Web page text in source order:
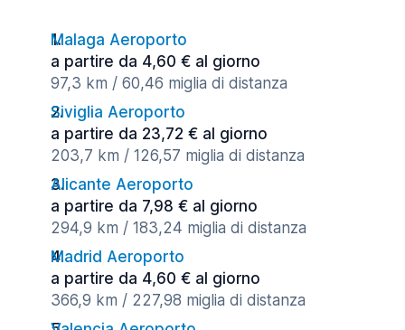
Malaga Aeroporto
a partire da 4,60 € al giorno
97,3 km / 60,46 miglia di distanza
Siviglia Aeroporto
a partire da 23,72 € al giorno
203,7 km / 126,57 miglia di distanza
Alicante Aeroporto
a partire da 7,98 € al giorno
294,9 km / 183,24 miglia di distanza
Madrid Aeroporto
a partire da 4,60 € al giorno
366,9 km / 227,98 miglia di distanza